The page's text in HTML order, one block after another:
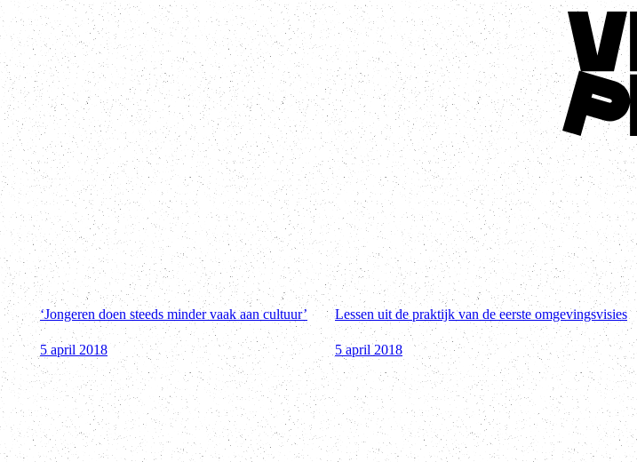
Terug naar
‘Jongeren doen steeds minder vaak aan cultuur’
5 april 2018
Lessen uit de praktijk van de eerste omgevingsvisies
5 april 2018